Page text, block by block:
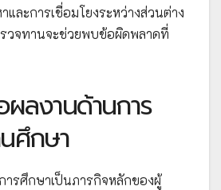
และการเชื่อมโยงระหว่างส่วนต่าง
วจทานจะช่วยพบข้อผิดพลาดที่
ผลงานด้านการ
ศึกษา
รศึกษาเป็นภารกิจหลักของผู้